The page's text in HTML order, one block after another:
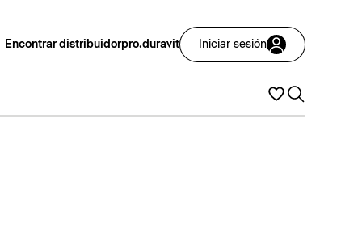
Encontrar distribuidorpro.duravit Iniciar sesión